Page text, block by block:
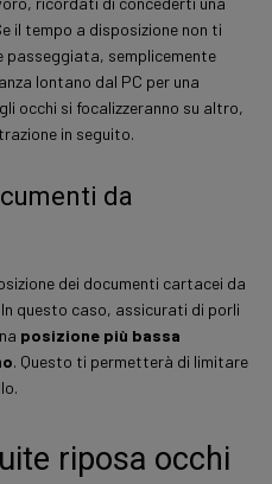
il tempo a disposizione non ti
passeggiata, semplicemente
lontano dal PC per una
occhi si focalizzeranno su altro,
in seguito.
da
dei documenti cartacei da
questo caso, assicurati di porli
posizione più bassa
. Questo ti permetterà di limitare
riposa occhi